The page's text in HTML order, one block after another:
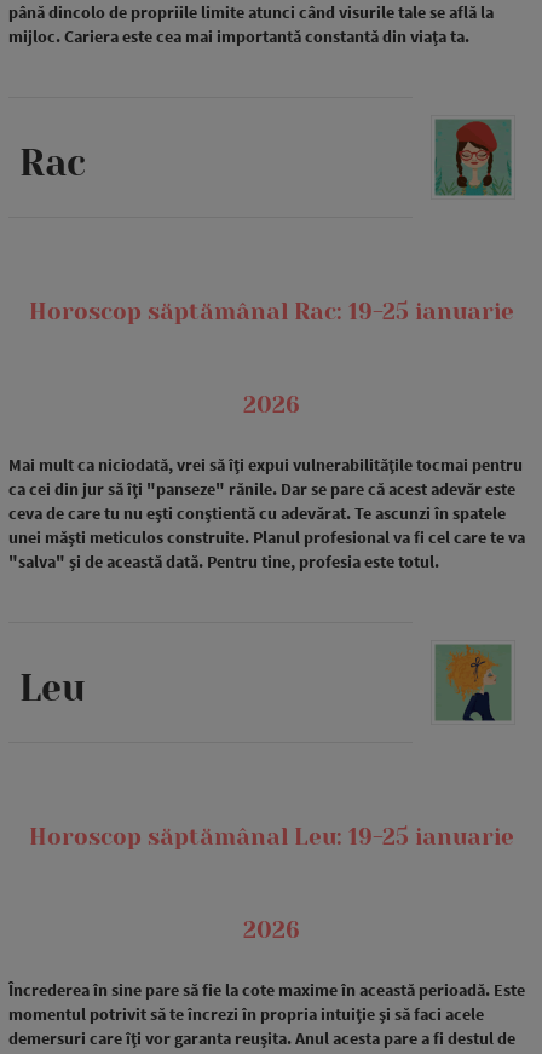
până dincolo de propriile limite atunci când visurile tale se află la
mijloc. Cariera este cea mai importantă constantă din viața ta.
Rac
Horoscop săptămânal Rac: 19-25 ianuarie
2026
Mai mult ca niciodată, vrei să îți expui vulnerabilitățile tocmai pentru
ca cei din jur să îți "panseze" rănile. Dar se pare că acest adevăr este
ceva de care tu nu ești conștientă cu adevărat. Te ascunzi în spatele
unei măști meticulos construite. Planul profesional va fi cel care te va
"salva" și de această dată. Pentru tine, profesia este totul.
Leu
Horoscop săptămânal Leu: 19-25 ianuarie
2026
Încrederea în sine pare să fie la cote maxime în această perioadă. Este
momentul potrivit să te încrezi în propria intuiție și să faci acele
demersuri care îți vor garanta reușita. Anul acesta pare a fi destul de